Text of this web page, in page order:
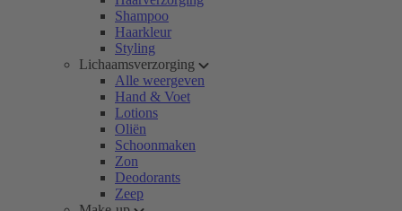
Shampoo
Haarkleur
Styling
Lichaamsverzorging
Alle weergeven
Hand & Voet
Lotions
Oliën
Schoonmaken
Zon
Deodorants
Zeep